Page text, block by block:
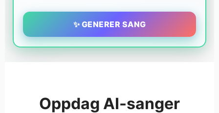
✨ GENERER SANG
Oppdag AI-sanger